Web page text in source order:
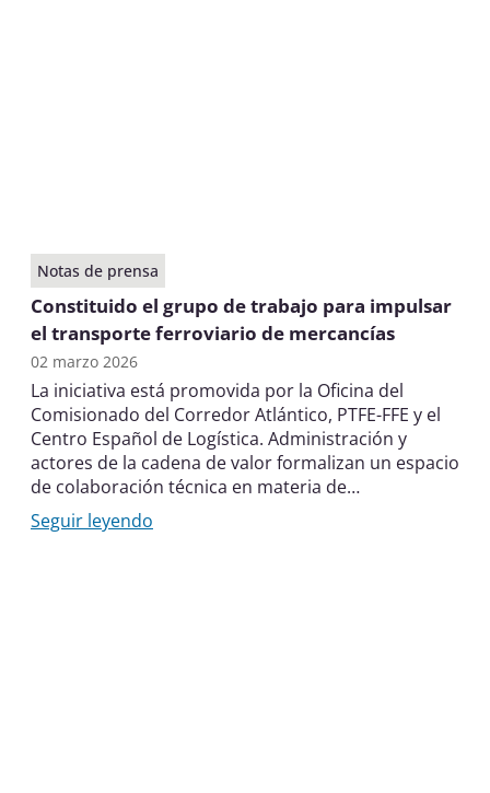
Notas de prensa
Constituido el grupo de trabajo para impulsar
el transporte ferroviario de mercancías
02 marzo 2026
La iniciativa está promovida por la Oficina del
Comisionado del Corredor Atlántico, PTFE-FFE y el
Centro Español de Logística. Administración y
actores de la cadena de valor formalizan un espacio
de colaboración técnica en materia de
intermodalidad.
Seguir leyendo